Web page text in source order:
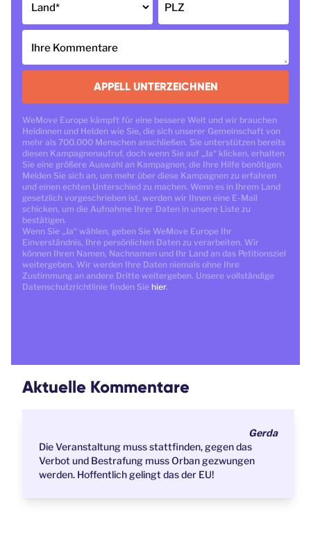
Land* PLZ
Ihre Kommentare
APPELL UNTERZEICHNEN
WeMove Europe kämpft für eine bessere Welt und wir brauchen
Heldinnen und Helden wie Sie, die sich unserer Gemeinschaft von
mehr als 700.000 Menschen anschließen. Sie unterstützen bereits
diesen Kampagnenaufruf, doch wenn Sie auf „Ja“ klicken, erhalten
Sie eine größere Auswahl an Kampagnen, die Ihre Hilfe benötigen.
Melden Sie sich an, um mehr über diese Kampagnen zu erfahren
und einen echten Unterschied zu machen. Wenn es in Ihrem Land
gesetzlich vorgeschrieben ist, werden wir Ihnen eine E-Mail
schicken, um die Aufnahme Ihrer Daten in unsere Liste zu
bestätigen.
Wenn Sie „Ja“ wählen, geben Sie WeMove Europe Ihr
Einverständnis, Ihre persönlichen Daten zu verarbeiten. Wir
können Ihren Namen, Nachnamen und Ihr Land an das Petitionsziel
weitergeben. Wir werden Ihre Daten niemals ohne Ihre
Zustimmung an andere Dritte weitergeben. Unsere vollständige
Datenschutzrichtlinie finden Sie hier.
Aktuelle Kommentare
Gerda
Die Veranstaltung muss stattfinden, gegen das
Verbot und Bestrafung muss Orban gezwungen
werden. Hoffentlich gelingt das der EU!